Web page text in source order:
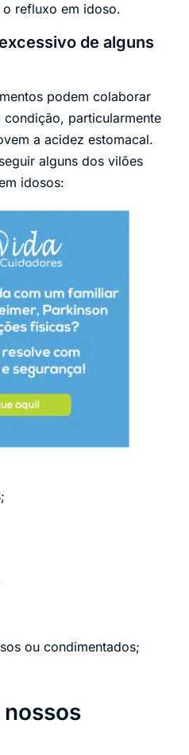
refluxo em idoso.
de alguns
podem colaborar
particularmente
a acidez estomacal.
alguns dos vilões
idosos:
ou condimentados;
nossos